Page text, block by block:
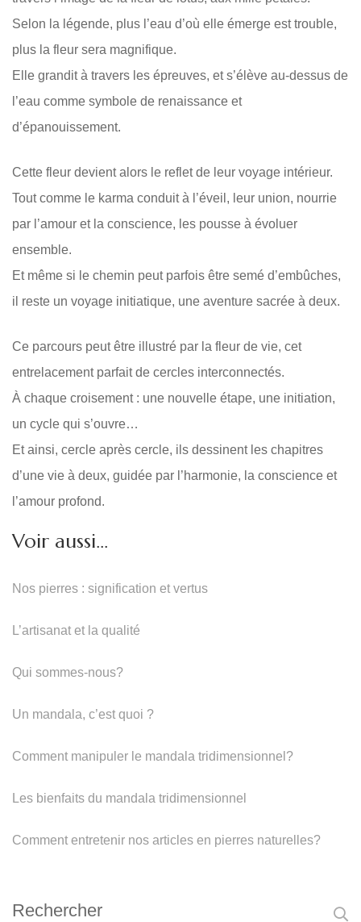
Selon la légende, plus l’eau d’où elle émerge est trouble,
plus la fleur sera magnifique.
Elle grandit à travers les épreuves, et s’élève au-dessus de
l’eau comme symbole de renaissance et
d’épanouissement.
Cette fleur devient alors le reflet de leur voyage intérieur.
Tout comme le karma conduit à l’éveil, leur union, nourrie
par l’amour et la conscience, les pousse à évoluer
ensemble.
Et même si le chemin peut parfois être semé d’embûches,
il reste un voyage initiatique, une aventure sacrée à deux.
Ce parcours peut être illustré par la fleur de vie, cet
entrelacement parfait de cercles interconnectés.
À chaque croisement : une nouvelle étape, une initiation,
un cycle qui s’ouvre…
Et ainsi, cercle après cercle, ils dessinent les chapitres
d’une vie à deux, guidée par l’harmonie, la conscience et
l’amour profond.
Voir aussi…
Nos pierres : signification et vertus
L’artisanat et la qualité
Qui sommes-nous?
Un mandala, c’est quoi ?
Comment manipuler le mandala tridimensionnel?
Les bienfaits du mandala tridimensionnel
Comment entretenir nos articles en pierres naturelles?
Rechercher